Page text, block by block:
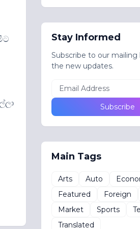
Stay Informed
Subscribe to our
the new updates.
Main Tags
Arts Auto
Featured
Foreign
Market
Sports
Translated